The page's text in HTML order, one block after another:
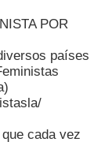
POR
países
cada vez